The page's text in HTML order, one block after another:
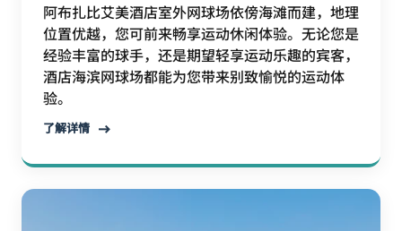
阿布扎比艾美酒店室外网球场依傍海滩而建，地理
位置优越，您可前来畅享运动休闲体验。无论您是
经验丰富的球手，还是期望轻享运动乐趣的宾客，
酒店海滨网球场都能为您带来别致愉悦的运动体
验。
了解详情